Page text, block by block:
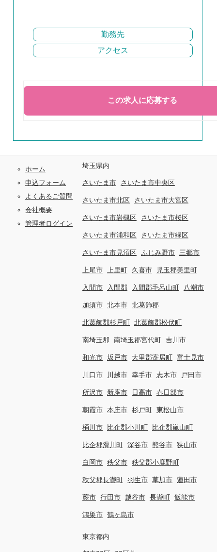
勤務先
アクセス
ホーム
申込フォーム
よくあるご質問
会社概要
管理者ログイン
埼玉県内
さいたま市 さいたま市中央区
さいたま市北区 さいたま市大宮区
さいたま市岩槻区 さいたま市桜区
さいたま市浦和区 さいたま市緑区
さいたま市見沼区 ふじみ野市 三郷市
上尾市 上里町 久喜市 児玉郡美里町
入間市 入間郡 入間郡毛呂山町 八潮市
加須市 北本市 北葛飾郡
北葛飾郡杉戸町 北葛飾郡松伏町
南埼玉郡 南埼玉郡宮代町 吉川市
和光市 坂戸市 大里郡寄居町 富士見市
川口市 川越市 幸手市 志木市 戸田市
所沢市 新座市 日高市 春日部市
朝霞市 本庄市 杉戸町 東松山市
桶川市 比企郡小川町 比企郡嵐山町
比企郡滑川町 深谷市 熊谷市 狭山市
白岡市 秩父市 秩父郡小鹿野町
秩父郡長瀞町 羽生市 草加市 蓮田市
蕨市 行田市 越谷市 長瀞町 飯能市
鴻巣市 鶴ヶ島市
東京都内